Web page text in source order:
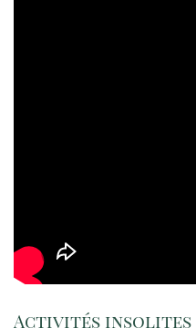
Activités insolites